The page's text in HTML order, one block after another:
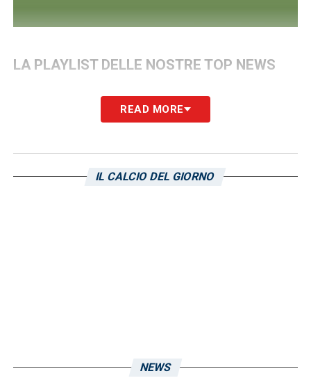
LA PLAYLIST DELLE NOSTRE TOP NEWS
READ MORE
IL CALCIO DEL GIORNO
NEWS